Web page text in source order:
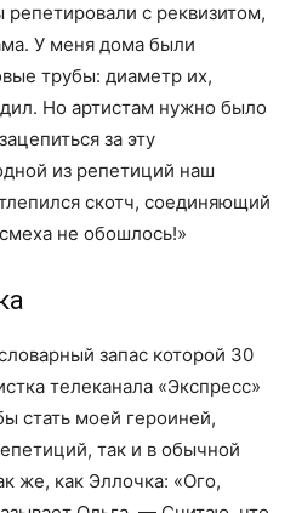
с реквизитом,
У меня дома были
трубы: диаметр их,
Но артистам нужно было
за эту
из репетиций наш
скотч, соединяющий
не обошлось!»
запас которой 30
телеканала «Экспресс»
стать моей героиней,
так и в обычной
же, как Эллочка: «Ого,